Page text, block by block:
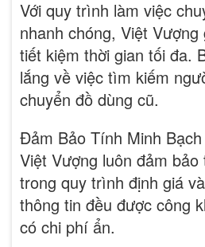
Với quy trình làm việc
nhanh chóng, Việt
tiết kiệm thời gian tối đa.
lắng về việc tìm kiếm
chuyển đồ dùng cũ.
Đảm Bảo Tính Minh Bạch
Việt Vượng luôn đảm
trong quy trình định giá
thông tin đều được công
có chi phí ẩn.